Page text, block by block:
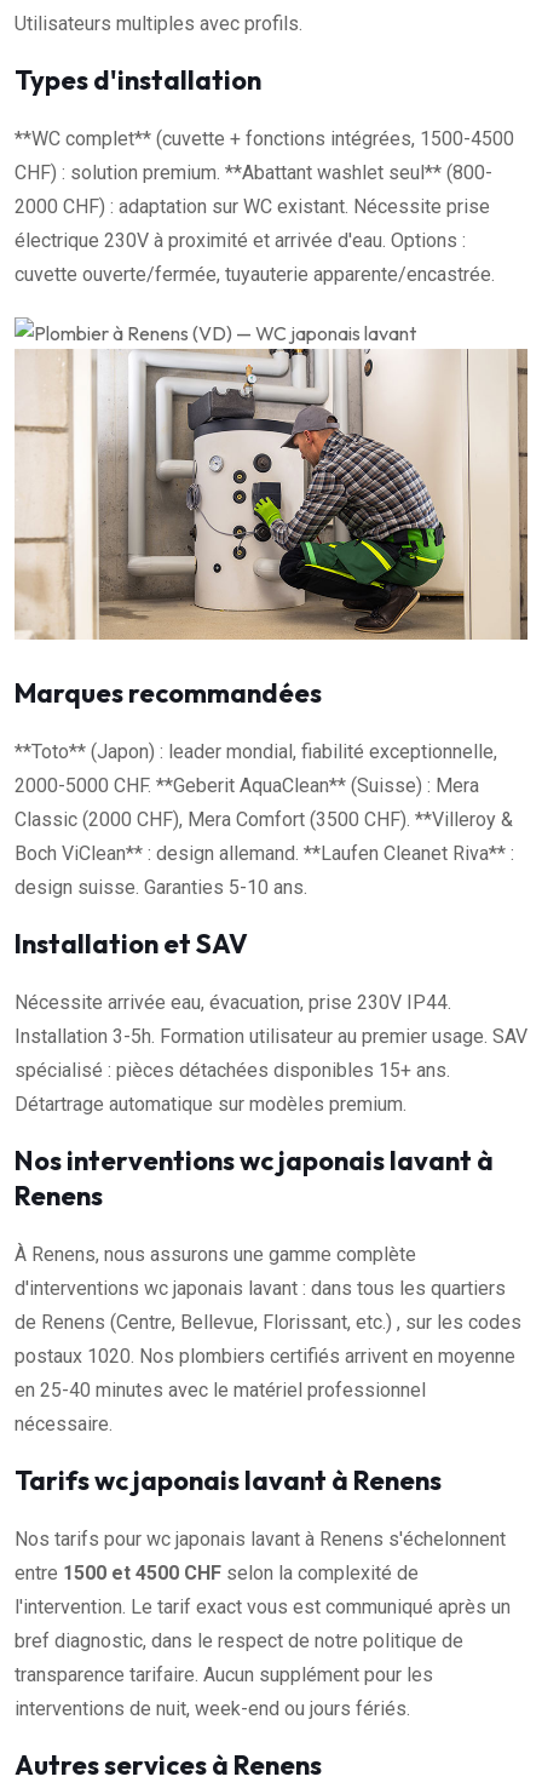
Utilisateurs multiples avec profils.
Types d'installation
**WC complet** (cuvette + fonctions intégrées, 1500-4500
CHF) : solution premium. **Abattant washlet seul** (800-
2000 CHF) : adaptation sur WC existant. Nécessite prise
électrique 230V à proximité et arrivée d'eau. Options :
cuvette ouverte/fermée, tuyauterie apparente/encastrée.
Marques recommandées
**Toto** (Japon) : leader mondial, fiabilité exceptionnelle,
2000-5000 CHF. **Geberit AquaClean** (Suisse) : Mera
Classic (2000 CHF), Mera Comfort (3500 CHF). **Villeroy &
Boch ViClean** : design allemand. **Laufen Cleanet Riva** :
design suisse. Garanties 5-10 ans.
Installation et SAV
Nécessite arrivée eau, évacuation, prise 230V IP44.
Installation 3-5h. Formation utilisateur au premier usage. SAV
spécialisé : pièces détachées disponibles 15+ ans.
Détartrage automatique sur modèles premium.
Nos interventions wc japonais lavant à
Renens
À Renens, nous assurons une gamme complète
d'interventions wc japonais lavant : dans tous les quartiers
de Renens (Centre, Bellevue, Florissant, etc.) , sur les codes
postaux 1020. Nos plombiers certifiés arrivent en moyenne
en 25-40 minutes avec le matériel professionnel
nécessaire.
Tarifs wc japonais lavant à Renens
Nos tarifs pour wc japonais lavant à Renens s'échelonnent
entre 1500 et 4500 CHF selon la complexité de
l'intervention. Le tarif exact vous est communiqué après un
bref diagnostic, dans le respect de notre politique de
transparence tarifaire. Aucun supplément pour les
interventions de nuit, week-end ou jours fériés.
Autres services à Renens